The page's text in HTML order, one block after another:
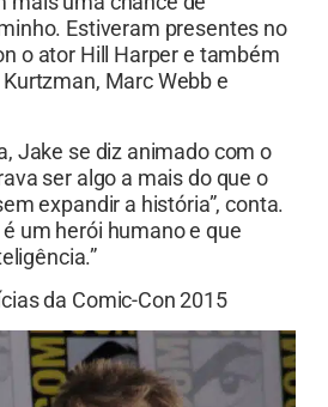
Estiveram presentes no
o ator Hill Harper e também
Marc Webb e
Jake se diz animado com o
ser algo a mais do que o
expandir a história”, conta.
é um herói humano e que
da Comic-Con 2015